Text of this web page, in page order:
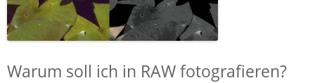
Warum soll ich in RAW fotografieren?